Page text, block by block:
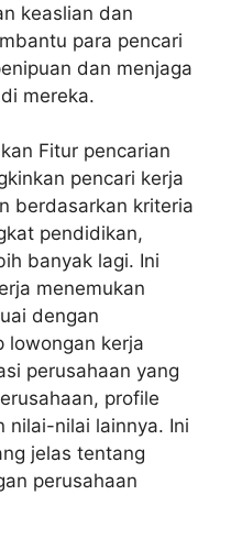
keaslian dan
para pencari
dan menjaga
mereka.
Fitur pencarian
pencari kerja
berdasarkan kriteria
pendidikan,
banyak lagi. Ini
menemukan
dengan
lowongan kerja
perusahaan yang
profile
nilai-nilai lainnya. Ini
jelas tentang
perusahaan